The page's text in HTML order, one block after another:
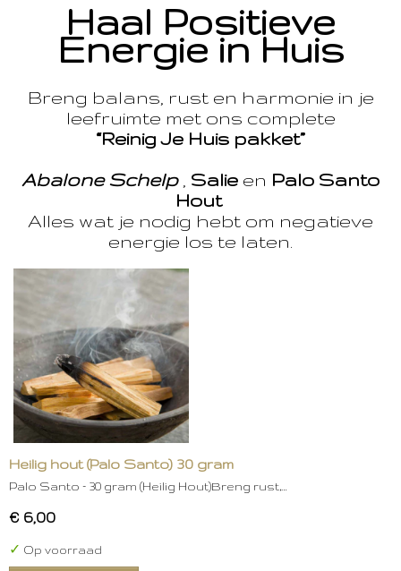
Haal Positieve
Energie in Huis
Breng balans, rust en harmonie in je
leefruimte met ons complete
“Reinig Je Huis pakket”
Abalone Schelp, Salie en Palo Santo
Hout
Alles wat je nodig hebt om negatieve
energie los te laten.
Heilig hout (Palo Santo) 30 gram
Palo Santo – 30 gram (Heilig Hout)Breng rust,…
€ 6,00
✓ Op voorraad